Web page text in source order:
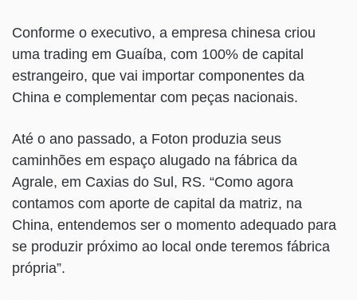
Conforme o executivo, a empresa chinesa criou
uma trading em Guaíba, com 100% de capital
estrangeiro, que vai importar componentes da
China e complementar com peças nacionais.
Até o ano passado, a Foton produzia seus
caminhões em espaço alugado na fábrica da
Agrale, em Caxias do Sul, RS. “Como agora
contamos com aporte de capital da matriz, na
China, entendemos ser o momento adequado para
se produzir próximo ao local onde teremos fábrica
própria”.